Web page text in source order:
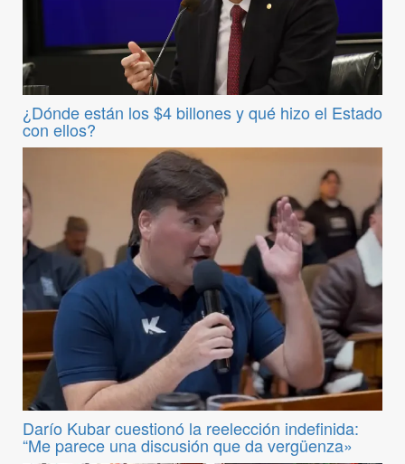
¿Dónde están los $4 billones y qué hizo el Estado
con ellos?
Darío Kubar cuestionó la reelección indefinida:
“Me parece una discusión que da vergüenza»